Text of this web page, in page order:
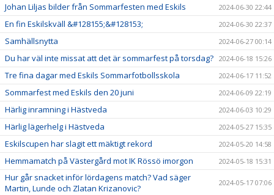
Johan Liljas bilder från Sommarfesten med Eskils 2024-06-30 22:44
En fin Eskilskväll &#128155;&#128153; 2024-06-30 22:37
Samhällsnytta 2024-06-27 00:14
Du har väl inte missat att det är sommarfest på torsdag? 2024-06-18 15:26
Tre fina dagar med Eskils Sommarfotbollsskola 2024-06-17 11:52
Sommarfest med Eskils den 20 juni 2024-06-09 22:19
Härlig inramning i Hästveda 2024-06-03 10:29
Härlig lägerhelg i Hästveda 2024-05-27 15:35
Eskilscupen har slagit ett mäktigt rekord 2024-05-20 14:58
Hemmamatch på Västergård mot IK Rössö imorgon 2024-05-18 15:31
Hur går snacket inför lördagens match? Vad säger
Martin, Lunde och Zlatan Krizanovic?
2024-05-17 07:06